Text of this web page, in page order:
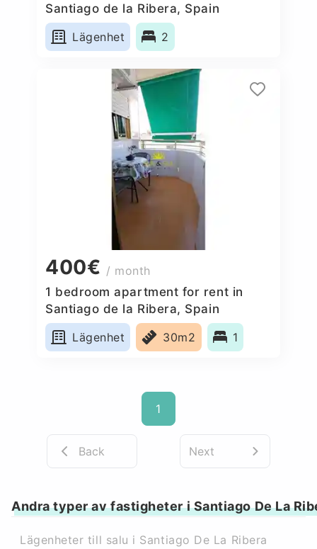
Santiago de la Ribera, Spain
Lägenhet
2
400€ / month
1 bedroom apartment for rent in
Santiago de la Ribera, Spain
Lägenhet
30m2 1
1
Back Next
Andra typer av fastigheter i Santiago De La
Lägenheter till salu i Santiago De La Ribera